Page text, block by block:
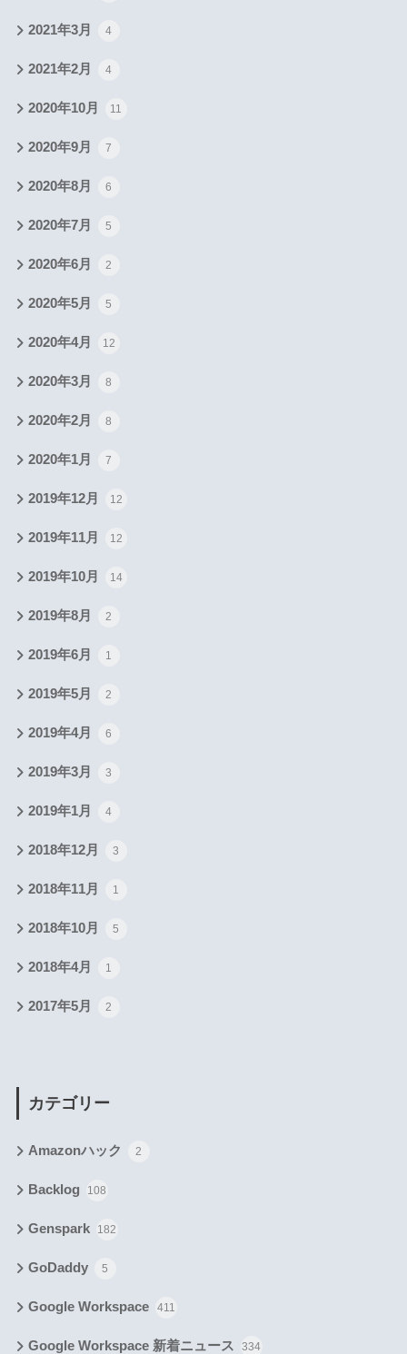
2021年3月 4
2021年2月 4
2020年10月 11
2020年9月 7
2020年8月 6
2020年7月 5
2020年6月 2
2020年5月 5
2020年4月 12
2020年3月 8
2020年2月 8
2020年1月 7
2019年12月 12
2019年11月 12
2019年10月 14
2019年8月 2
2019年6月 1
2019年5月 2
2019年4月 6
2019年3月 3
2019年1月 4
2018年12月 3
2018年11月 1
2018年10月 5
2018年4月 1
2017年5月 2
カテゴリー
Amazonハック 2
Backlog 108
Genspark 182
GoDaddy 5
Google Workspace 411
Google Workspace 新着ニュース 334